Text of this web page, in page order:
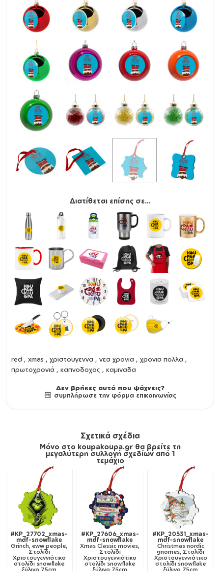
Διατίθεται επίσης σε...
red , xmas , χριστουγεννα , νεα χρονια , χρονια πολλα ,
πρωτοχρονιά , καπνοδοχος , καμιναδα
Δεν βρήκες αυτό που ψάχνεις?
συμπλήρωσε την φόρμα επικοινωνίας
Σχετικά σχέδια
Μόνο στο koupakoupa.gr θα βρείτε τη
μεγαλύτερη συλλογή σχεδίων από 1
τεμάχιο
#KP_27702_xmas-
mdf-snowflake
Grinch, eww people,
Στολίδι
Χριστουγεννιάτικο
στολίδι snowflake
ξύλινο 7.5cm
#KP_27606_xmas-
mdf-snowflake
Xmas Classic movies,
Στολίδι
Χριστουγεννιάτικο
στολίδι snowflake
ξύλινο 7.5cm
#KP_20531_xmas-
mdf-snowflake
Christmas nordic
gnomes, Στολίδι
Χριστουγεννιάτικο
στολίδι snowflake
ξύλινο 7.5cm